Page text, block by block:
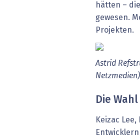
hätten –
gewesen.
Projekten.
Astrid
Netzmedien)
Die
Keizac